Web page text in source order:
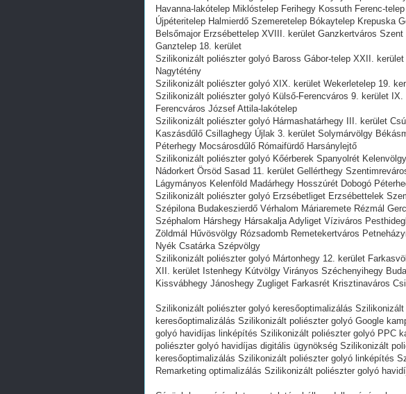
Havanna-lakótelep Miklóstelep Ferihegy Kossuth Ferenc-
Újpéteritelep Halmierdő Szemeretelep Bókaytelep Krepuska
Belsőmajor Erzsébettelep XVIII. kerület Ganzkertváros
Ganztelep 18. kerület
Szilikonizált poliészter golyó Baross Gábor-telep XXII.
Nagytétény
Szilikonizált poliészter golyó XIX. kerület Wekerletelep 19.
Szilikonizált poliészter golyó Külső-Ferencváros 9. kerület
Ferencváros József Attila-lakótelep
Szilikonizált poliészter golyó Hármashatárhegy III. kerület
Kaszásdűlő Csillaghegy Újlak 3. kerület Solymárvölgy
Péterhegy Mocsárosdűlő Rómaifürdő Harsánylejtő
Szilikonizált poliészter golyó Kőérberek Spanyolrét
Nádorkert Örsöd Sasad 11. kerület Gellérthegy
Lágymányos Kelenföld Madárhegy Hosszúrét Dobogó
Szilikonizált poliészter golyó Erzsébetliget Erzsébettelek
Szépilona Budakeszierdő Vérhalom Máriaremete Rézmál
Széphalom Hárshegy Hársakalja Adyliget Víziváros
Zöldmál Hűvösvölgy Rózsadomb Remetekertváros
Nyék Csatárka Szépvölgy
Szilikonizált poliészter golyó Mártonhegy 12. kerület
XII. kerület Istenhegy Kútvölgy Virányos Széchenyihegy
Kissvábhegy Jánoshegy Zugliget Farkasrét Krisztinaváros
Szilikonizált poliészter golyó keresőoptimalizálás
keresőoptimalizálás Szilikonizált poliészter golyó Google
golyó havidíjas linképítés Szilikonizált poliészter golyó PPC
poliészter golyó havidíjas digitális ügynökség Szilikonizált
keresőoptimalizálás Szilikonizált poliészter golyó linképítés
Remarketing optimalizálás Szilikonizált poliészter golyó